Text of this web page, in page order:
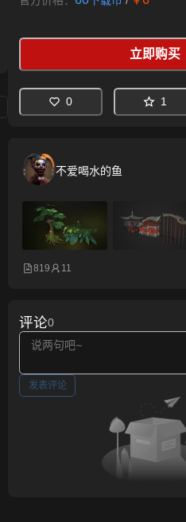
立即购买
0 1
不爱喝水的鱼
819 11
评论0
发表评论